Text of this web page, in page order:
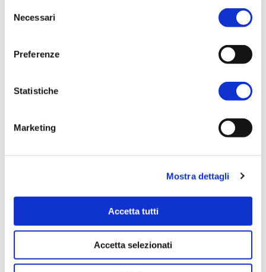
quello tecnico. Per maggiori informazioni visualizza la
delNecessari
Preferenze
Statistiche
Marketing
Mostra dettagli
Accetta tutti
Accetta selezionati
Bomboniere
Azzurra
€3,00